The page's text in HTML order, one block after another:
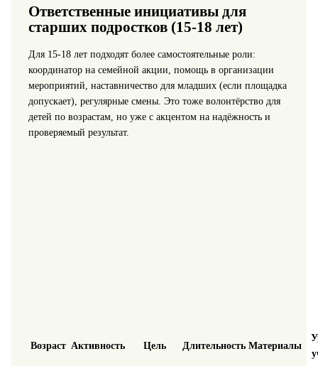
Ответственные инициативы для
старших подростков (15-18 лет)
Для 15-18 лет подходят более самостоятельные роли:
координатор на семейной акции, помощь в организации
мероприятий, наставничество для младших (если площадка
допускает), регулярные смены. Это тоже волонтёрство для
детей по возрастам, но уже с акцентом на надёжность и
проверяемый результат.
Возраст Активность Цель Длительность Материалы